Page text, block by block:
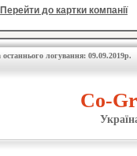
Перейти до картки компанії
останнього логування: 09.09.2019р.
Co-